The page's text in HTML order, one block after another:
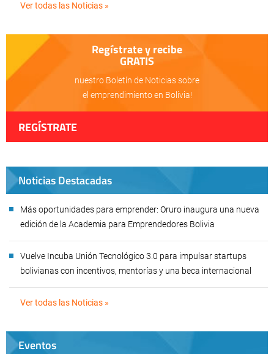
Ver todas las Noticias »
Regístrate y recibe
GRATIS
nuestro Boletín de Noticias sobre
el emprendimiento en Bolivia!
REGÍSTRATE
Noticias Destacadas
Más oportunidades para emprender: Oruro inaugura una nueva
edición de la Academia para Emprendedores Bolivia
Vuelve Incuba Unión Tecnológico 3.0 para impulsar startups
bolivianas con incentivos, mentorías y una beca internacional
Ver todas las Noticias »
Eventos